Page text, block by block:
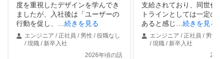
度を重視したデザインを学んでき
ましたが、入社後は「ユーザーの
行動を促し、
続きを見る
エンジニア / 正社員 / 男性 / 役職なし
/ 現職 / 新卒入社
2026年頃の話
支給されており、同世代
トラインとしては一定の
あると感じ
続きを見る
エンジニア / 正社員 / 男性
/ 現職 / 新卒入社